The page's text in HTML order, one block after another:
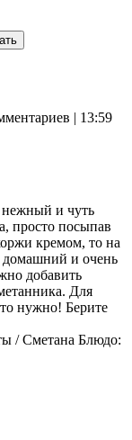
| 13:59
нежный и чуть
просто посыпав
кремом, то на
и очень
добавить
Для
нужно! Берите
/ Сметана Блюдо: